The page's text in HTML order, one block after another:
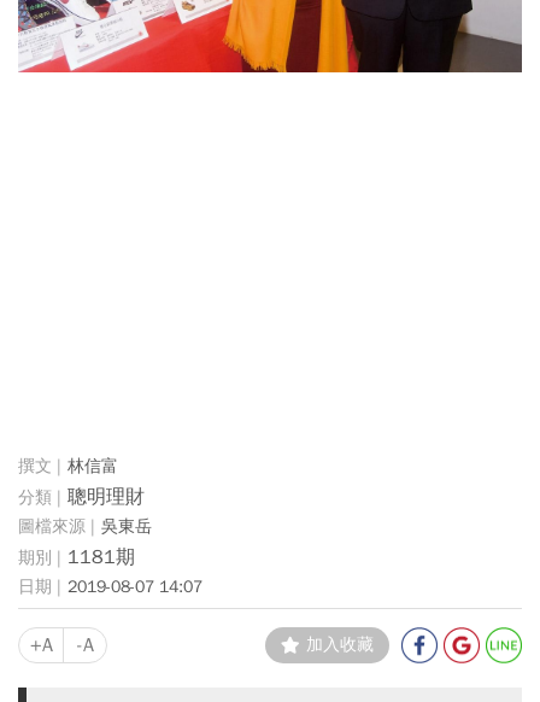
林信富
聰明理財
吳東岳
1181期
2019-08-07 14:07
+A -A 加入收藏